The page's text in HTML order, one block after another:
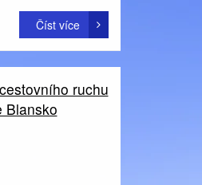
Číst více
ruchu
Blansko